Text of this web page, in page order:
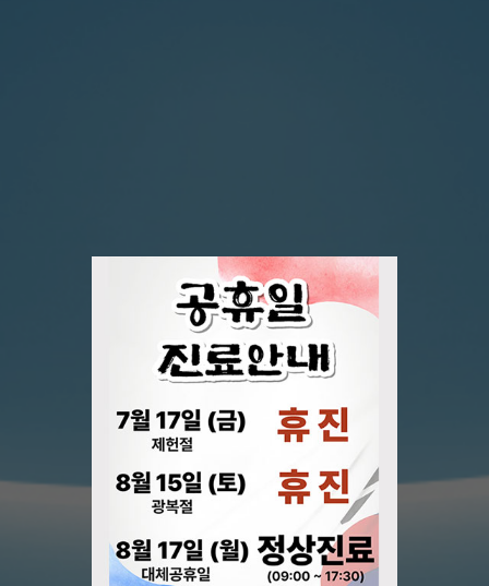
지역사회에 기여하고 끊임없이 노력하는 병원
대구경북지역 최초
대장항문질환 125,000례 수술
외과 수술의 새로운 표준을 제시
로봇수술센터